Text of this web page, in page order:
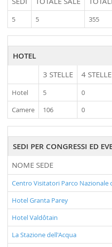
5 5 355
HOTEL
3 STELLE 4 STELLE
Hotel 5 0
Camere
106 0
SEDI PER CONGRESSI ED
NOME SEDE
Centro Visitatori Parco Nazionale
Hotel Granta Parey
Hotel Valdôtain
La Stazione dell'Acqua